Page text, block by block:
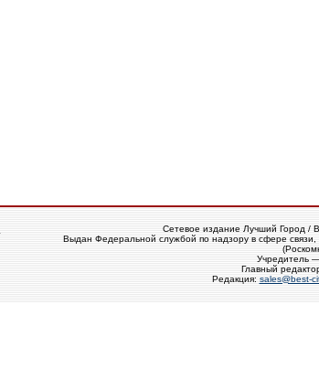
Сетевое издание Лучший Город /
Выдан Федеральной службой по надзору в сфере
Учредитель
Главный
Редакция: sales@best-